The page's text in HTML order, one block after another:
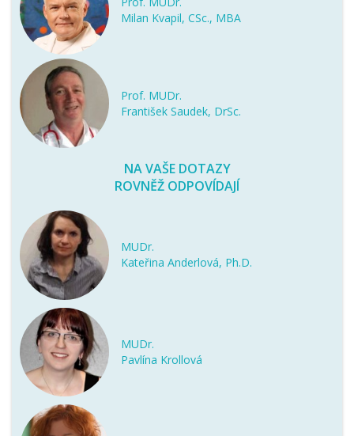
Milan Kvapil, CSc., MBA
Prof. MUDr.
František Saudek, DrSc.
NA VAŠE DOTAZY
ROVNĚŽ ODPOVÍDAJÍ
MUDr.
Kateřina Anderlová, Ph.D.
MUDr.
Pavlína Krollová